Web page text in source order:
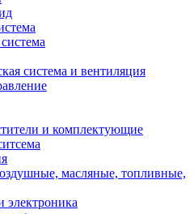
система и вентиляция
и комплектующие
масляные, топливные,
электроника